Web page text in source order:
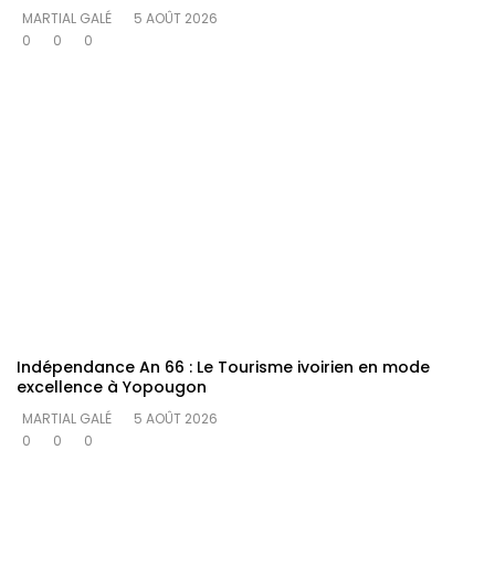
MARTIAL GALÉ
5 AOÛT 2026
0
0 0
Indépendance An 66 : Le Tourisme ivoirien en mode
excellence à Yopougon
MARTIAL GALÉ
5 AOÛT 2026
0
0 0